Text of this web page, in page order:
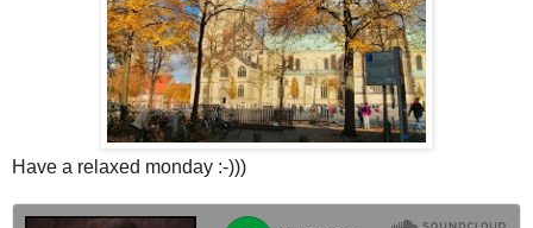
Have a relaxed monday :-)))